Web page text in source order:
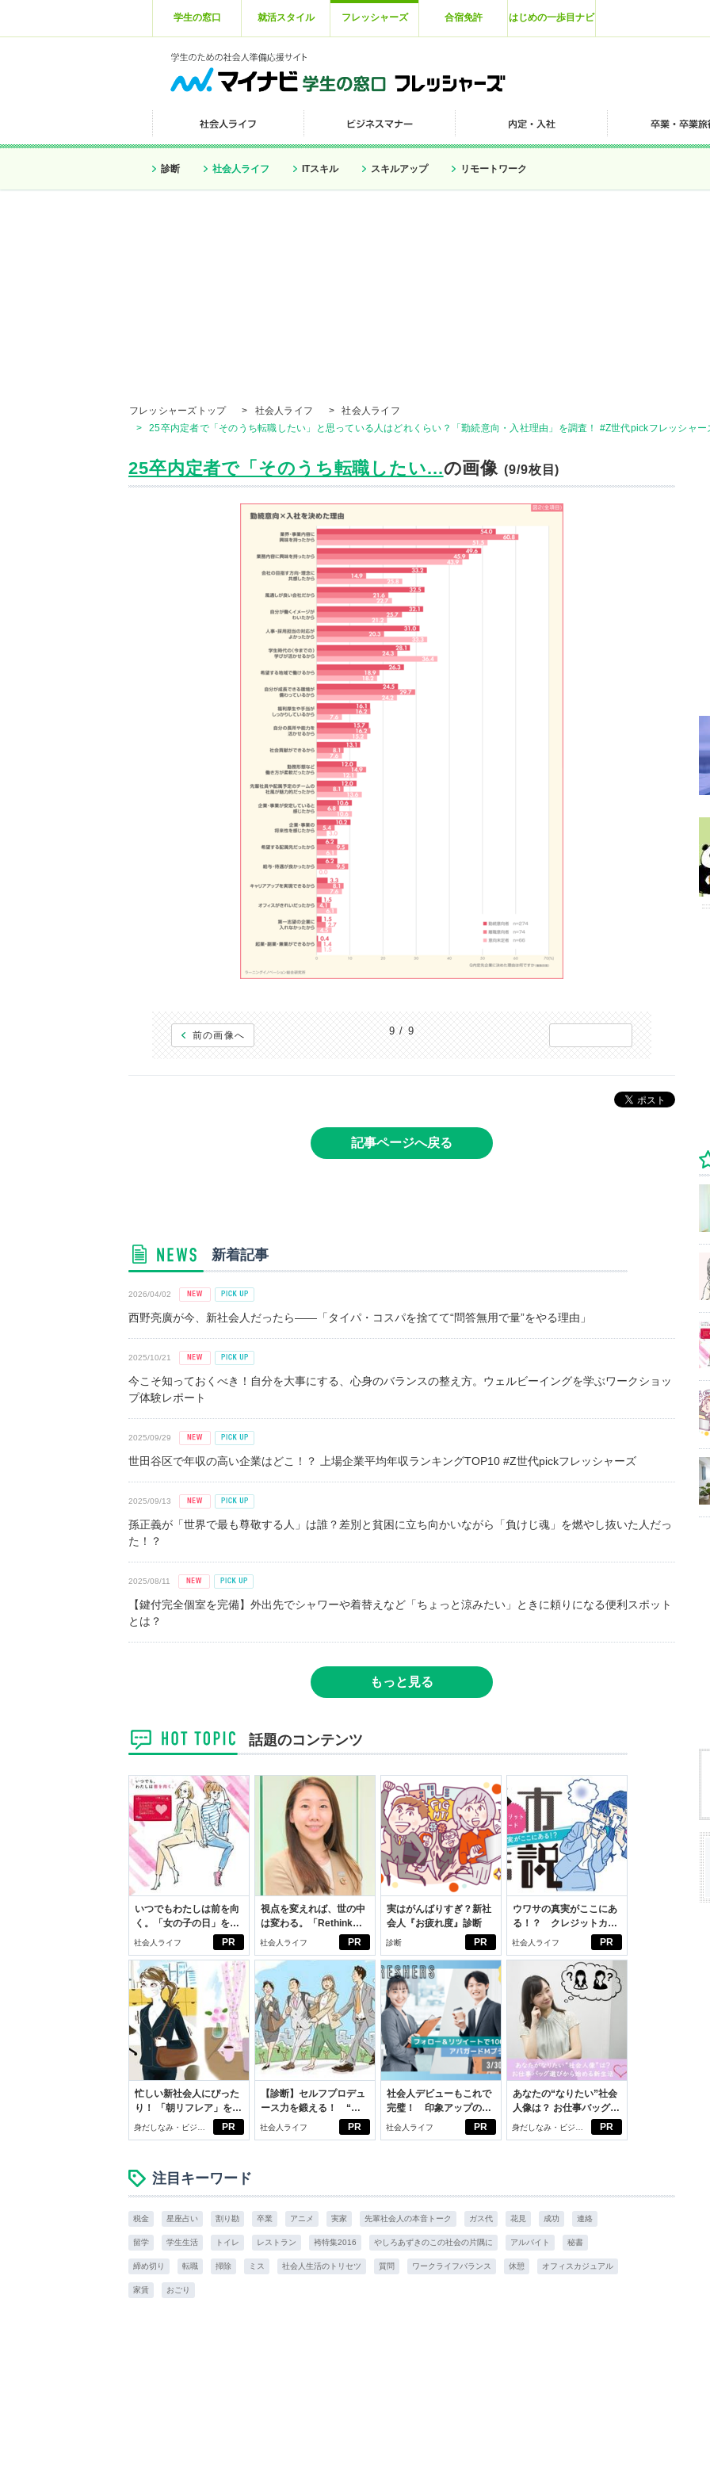
学生の窓口 就活スタイル フレッシャーズ 合宿免許 はじめの一歩目ナビ
診断 社会人ライフ ITスキル スキルアップ リモートワーク
フレッシャーズトップ > 社会人ライフ >
社会人ライフ
>
25卒内定者で「そのうち転職したい」と思っている人はどれくらい？「勤続意向・入社理由」を調査！ #Z世代pickフレッシャー
25卒内定者で「そのうち転職したい...の画像(9/9枚目)
前の画像へ 9 / 9
記事ページへ戻る
新着記事
2026/04/02
西野亮廣が今、新社会人だったら――「タイパ・コスパを捨てて“問答無用で量”をやる理由」
2025/10/21
今こそ知っておくべき！自分を大事にする、心身のバランスの整え方。ウェルビーイングを学ぶワークショッ
プ体験レポート
2025/09/29
世田谷区で年収の高い企業はどこ！？ 上場企業平均年収ランキングTOP10 #Z世代pickフレッシャーズ
2025/09/13
孫正義が「世界で最も尊敬する人」は誰？差別と貧困に立ち向かいながら「負けじ魂」を燃やし抜いた人だっ
た！？
2025/08/11
【鍵付完全個室を完備】外出先でシャワーや着替えなど「ちょっと涼みたい」ときに頼りになる便利スポット
とは？
もっと見る
話題のコンテンツ
PR
いつでもわたしは前を向
く。「女の子の日」を前
向きに♪社会人エリ・大
社会人ライフ PR
視点を変えれば、世の中
は変わる。「Rethink
PROJECT」がつたえた
社会人ライフ PR
実はがんばりすぎ？新社
会人『お疲れ度』診断
診断 PR
ウワサの真実がここにあ
る！？ クレジットカー
ドの都市伝説
社会人ライフ
PR
忙しい新社会人にぴった
り！ 「朝リフレア」をは
じめよう。しっかりニオ
イケアして24時間快適。
身だしなみ・ビジネ
スアイテム
PR
【診断】セルフプロデュ
ース力を鍛える！ “ジ
ブン観”診断
社会人ライフ PR
社会人デビューもこれで
完璧！ 印象アップのセ
ルフプロデュース術
社会人ライフ PR
あなたの“なりたい”社会
人像は？ お仕事バッグ選
びから始める新生活
身だしなみ・ビジネ
スアイテム
注目キーワード
税金 星座占い 割り勘 卒業 アニメ 実家 先輩社会人の本音トーク ガス代 花見 成功 連絡
留学 学生生活 トイレ レストラン 袴特集2016 やしろあずきのこの社会の片隅に アルバイト 秘書
締め切り 転職 掃除 ミス 社会人生活のトリセツ 質問 ワークライフバランス 休憩 オフィスカジュアル
家賃 おごり